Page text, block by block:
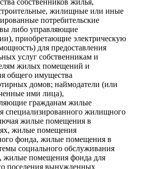
жилищные или иные
потребительские
либо управляющие
приобретающие электрическую
для предоставления
услуг собственникам и
жилых помещений и
общего имущества
домов; наймодатели (или
ими лица),
гражданам жилые
специализированного жилищного
жилые помещения в
жилые помещения
фонда, жилые помещения в
социального обслуживания
жилые помещения фонда для
поселения вынужденных